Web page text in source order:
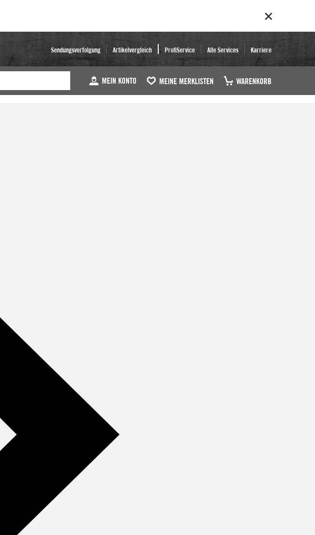
Sendungsverfolgung Artikelvergleich ProfiService Alle Services Karriere
MEIN KONTO MEINE MERKLISTEN WARENKORB